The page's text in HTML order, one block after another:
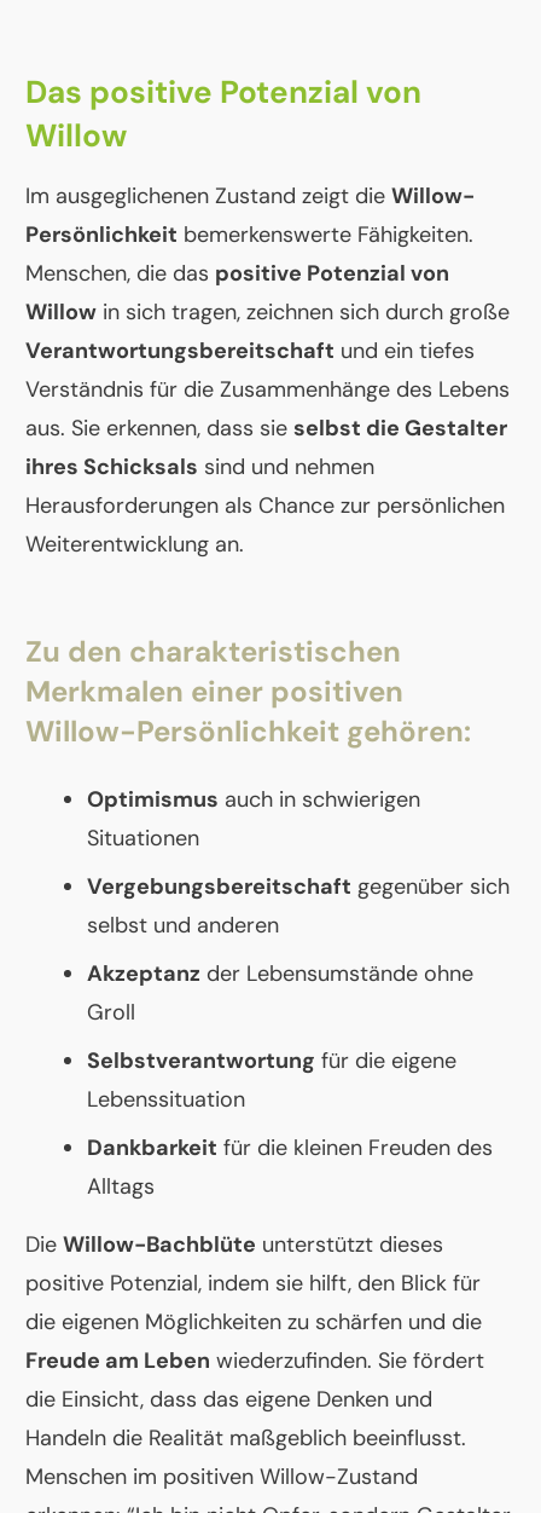
Das positive Potenzial von
Willow
Im ausgeglichenen Zustand zeigt die Willow-
Persönlichkeit bemerkenswerte Fähigkeiten.
Menschen, die das positive Potenzial von
Willow in sich tragen, zeichnen sich durch große
Verantwortungsbereitschaft und ein tiefes
Verständnis für die Zusammenhänge des Lebens
aus. Sie erkennen, dass sie selbst die Gestalter
ihres Schicksals sind und nehmen
Herausforderungen als Chance zur persönlichen
Weiterentwicklung an.
Zu den charakteristischen
Merkmalen einer positiven
Willow-Persönlichkeit gehören:
Optimismus auch in schwierigen
Situationen
Vergebungsbereitschaft gegenüber sich
selbst und anderen
Akzeptanz der Lebensumstände ohne
Groll
Selbstverantwortung für die eigene
Lebenssituation
Dankbarkeit für die kleinen Freuden des
Alltags
Die Willow-Bachblüte unterstützt dieses
positive Potenzial, indem sie hilft, den Blick für
die eigenen Möglichkeiten zu schärfen und die
Freude am Leben wiederzufinden. Sie fördert
die Einsicht, dass das eigene Denken und
Handeln die Realität maßgeblich beeinflusst.
Menschen im positiven Willow-Zustand